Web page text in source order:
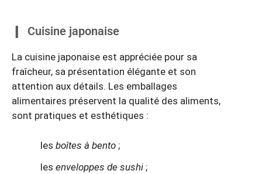
Cuisine japonaise
La cuisine japonaise est appréciée pour sa
fraîcheur, sa présentation élégante et son
attention aux détails. Les emballages
alimentaires préservent la qualité des aliments,
sont pratiques et esthétiques :
les boîtes à bento ;
les enveloppes de sushi ;